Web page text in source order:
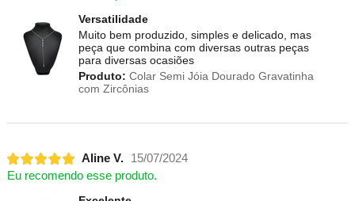
Versatilidade
Muito bem produzido, simples e delicado, mas
peça que combina com diversas outras peças
para diversas ocasiões
Produto: Colar Semi Jóia Dourado Gravatinha
com Zircônias
Aline V.
15/07/2024
Eu recomendo esse produto.